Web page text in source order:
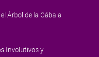
Árbol de la Cábala
Involutivos y